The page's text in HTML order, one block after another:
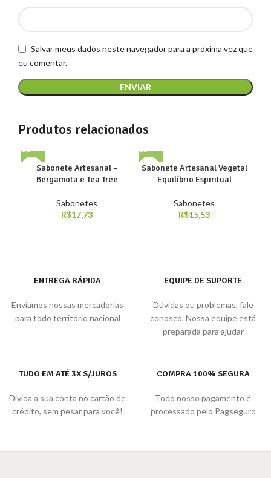
Salvar meus dados neste navegador para a próxima vez que
eu comentar.
Produtos relacionados
Sabonete Artesanal –
Bergamota e Tea Tree
Sabonetes
R$17,73
Sabonete Artesanal Vegetal
Equilíbrio Espiritual
Sabonetes
R$15,53
ENTREGA RÁPIDA
Enviamos nossas mercadorias
para todo território nacional
EQUIPE DE SUPORTE
Dúvidas ou problemas, fale
conosco. Nossa equipe está
preparada para ajudar
TUDO EM ATÉ 3X S/JUROS
Divida a sua conta no cartão de
crédito, sem pesar para você!
COMPRA 100% SEGURA
Todo nosso pagamento é
processado pelo Pagseguro